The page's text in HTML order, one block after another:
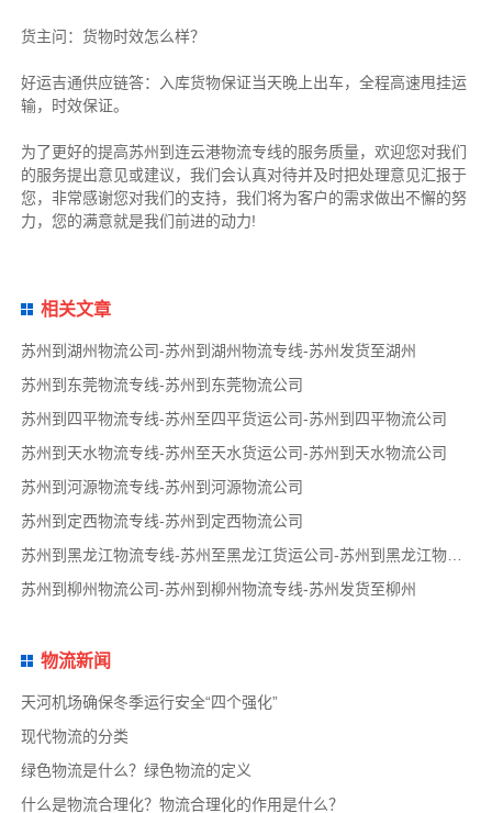
货主问：货物时效怎么样？
好运吉通供应链答：入库货物保证当天晚上出车，全程高速甩挂运
输，时效保证。
为了更好的提高苏州到连云港物流专线的服务质量，欢迎您对我们
的服务提出意见或建议，我们会认真对待并及时把处理意见汇报于
您，非常感谢您对我们的支持，我们将为客户的需求做出不懈的努
力，您的满意就是我们前进的动力!
相关文章
苏州到湖州物流公司-苏州到湖州物流专线-苏州发货至湖州
苏州到东莞物流专线-苏州到东莞物流公司
苏州到四平物流专线-苏州至四平货运公司-苏州到四平物流公司
苏州到天水物流专线-苏州至天水货运公司-苏州到天水物流公司
苏州到河源物流专线-苏州到河源物流公司
苏州到定西物流专线-苏州到定西物流公司
苏州到黑龙江物流专线-苏州至黑龙江货运公司-苏州到黑龙江物流公司
苏州到柳州物流公司-苏州到柳州物流专线-苏州发货至柳州
物流新闻
天河机场确保冬季运行安全“四个强化”
现代物流的分类
绿色物流是什么？绿色物流的定义
什么是物流合理化？物流合理化的作用是什么？